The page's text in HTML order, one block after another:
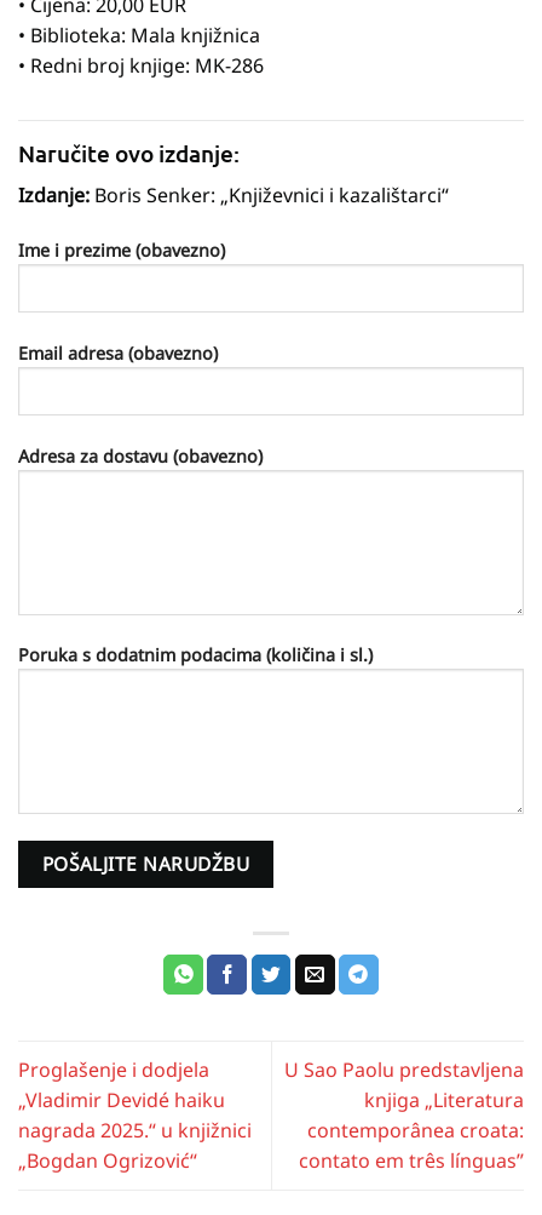
• Cijena: 20,00 EUR
• Biblioteka: Mala knjižnica
• Redni broj knjige: MK-286
Naručite ovo izdanje:
Izdanje: Boris Senker: „Književnici i kazalištarci“
Ime i prezime (obavezno)
Email adresa (obavezno)
Adresa za dostavu (obavezno)
Poruka s dodatnim podacima (količina i sl.)
Proglašenje i dodjela
„Vladimir Devidé haiku
nagrada 2025.“ u knjižnici
„Bogdan Ogrizović“
U Sao Paolu predstavljena
knjiga „Literatura
contemporânea croata:
contato em três línguas”